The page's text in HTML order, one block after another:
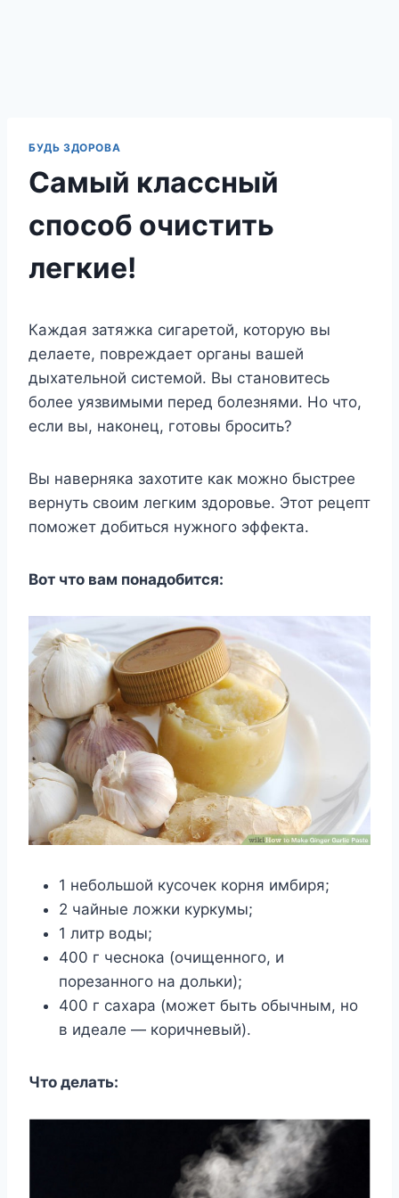
БУДЬ ЗДОРОВА
Самый классный
способ очистить
легкие!
Каждая затяжка сигаретой, которую вы
делаете, повреждает органы вашей
дыхательной системой. Вы становитесь
более уязвимыми перед болезнями. Но что,
если вы, наконец, готовы бросить?
Вы наверняка захотите как можно быстрее
вернуть своим легким здоровье. Этот рецепт
поможет добиться нужного эффекта.
Вот что вам понадобится:
1 небольшой кусочек корня имбиря;
2 чайные ложки куркумы;
1 литр воды;
400 г чеснока (очищенного, и
порезанного на дольки);
400 г сахара (может быть обычным, но
в идеале — коричневый).
Что делать: